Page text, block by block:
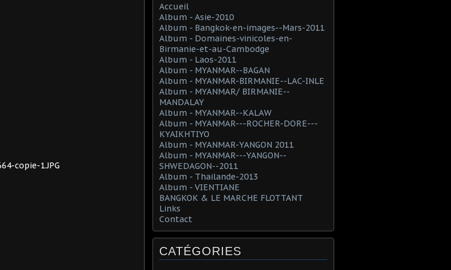
Accueil
Album - Asie-2010
Album - Bangkok-en-images--Mars-2011
Album - Domaines-vinicoles-en-
Birmanie-et-au-Cambodge
Album - Laos-2011
Album - MYANMAR--BAGAN
Album - MYANMAR-BIRMANIE--LAC-INLE
Album - MYANMAR/ BIRMANIE--
MANDALAY
Album - MYANMAR--KALAW
Album - MYANMAR---ROCHER-DORE---
KYAIKHTIYO
Album - MYANMAR-YANGON 2011
Album - MYANMAR---YANGON--
SHWEDAGON--2011
Album - Thailande-2013
Album - VIENTIANE
BANGKOK & LE MARCHE FLOTTANT
Links
Contact
CATÉGORIES